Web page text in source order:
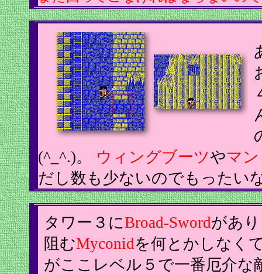
(^_^.)。 ウィングブーツやマ
だし数も少ないのでもったい
タワー３にBroad-Swordがあ
阻むMyconidを何とかしなく
がここレベル５で一番厄介